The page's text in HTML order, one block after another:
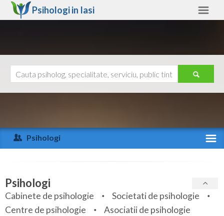
Psihologi in Iasi
Arad
Arges
Bihor
Bistrita-Nasaud
Ajutor
Psihologi
Specialitati
Servicii
Psihologi
Cabinete de psihologie
Societati de psihologie
Centre de psihologie
Asociatii de psihologie